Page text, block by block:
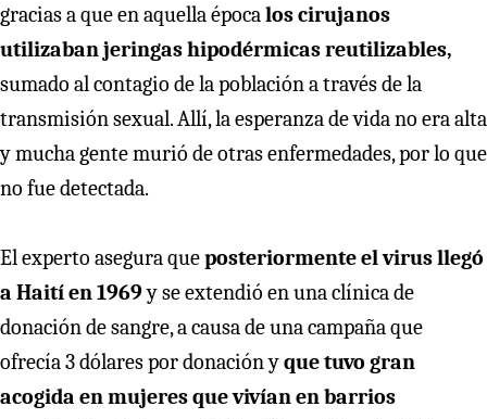
gracias a que en aquella épocalos cirujanos
utilizaban jeringas hipodérmicas reutilizables,
sumado al contagio de la población a través de la
transmisión sexual. Allí, la esperanza de vida no era alta
y mucha gente murió de otras enfermedades, por lo que
no fue detectada.
El experto asegura queposteriormente el virus llegó
a Haití en 1969y se extendió en una clínica de
donación de sangre, a causa de una campaña que
ofrecía 3 dólares por donación yque tuvo gran
acogida en mujeres que vivían en barrios